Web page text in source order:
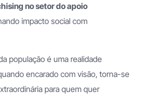
no setor do apoio
impacto social com
população é uma realidade
encarado com visão, torna-se
para quem quer